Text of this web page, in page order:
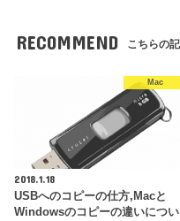
RECOMMEND こちらの
Mac
2018.1.18
USBへのコピーの仕方,Macと
Windowsのコピーの違いについ